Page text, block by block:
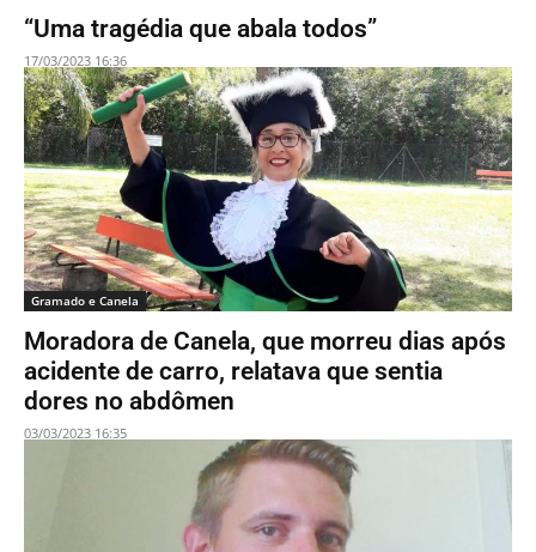
“Uma tragédia que abala todos”
17/03/2023 16:36
Gramado e Canela
Moradora de Canela, que morreu dias após
acidente de carro, relatava que sentia
dores no abdômen
03/03/2023 16:35